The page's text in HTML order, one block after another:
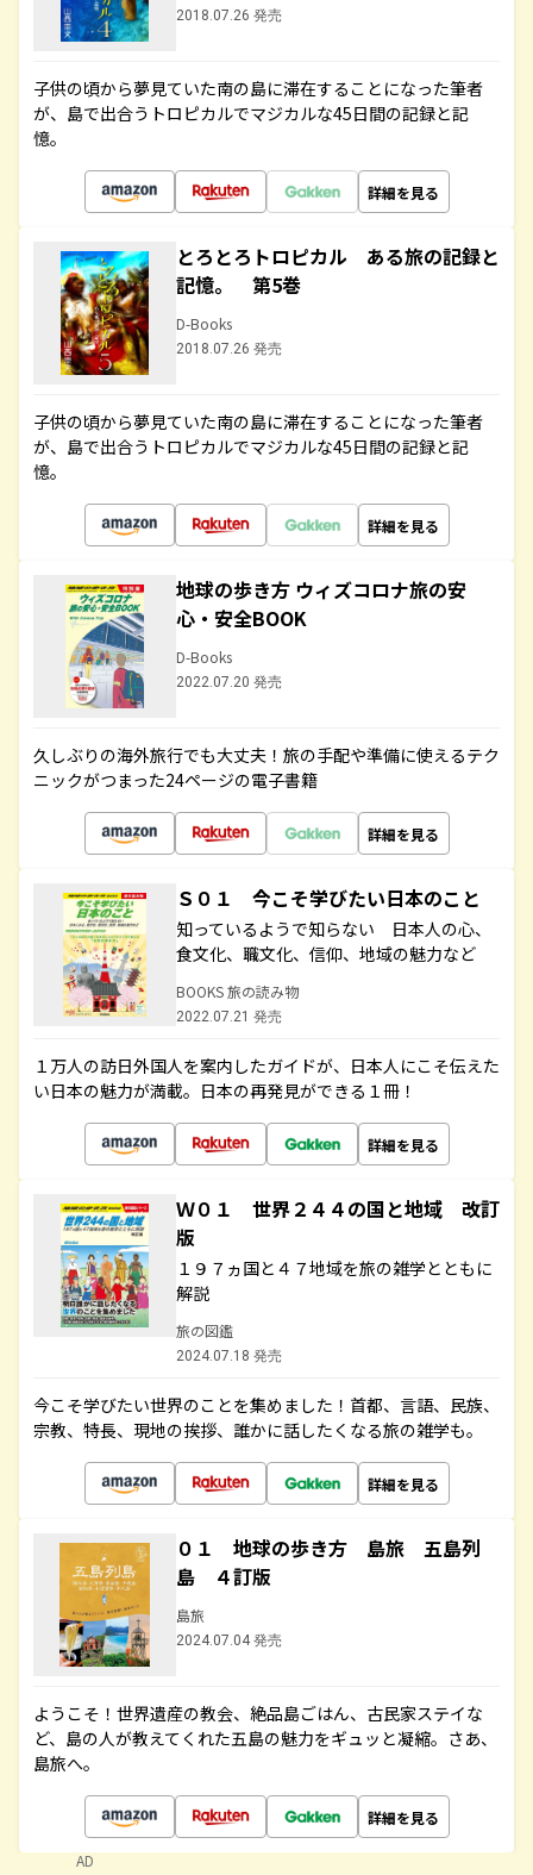
2018.07.26 発売
子供の頃から夢見ていた南の島に滞在することになった筆者
が、島で出合うトロピカルでマジカルな45日間の記録と記
憶。
詳細を見る
とろとろトロピカル ある旅の記録と
記憶。 第5巻
D-Books
2018.07.26 発売
子供の頃から夢見ていた南の島に滞在することになった筆者
が、島で出合うトロピカルでマジカルな45日間の記録と記
憶。
詳細を見る
地球の歩き方 ウィズコロナ旅の安
心・安全BOOK
D-Books
2022.07.20 発売
久しぶりの海外旅行でも大丈夫！旅の手配や準備に使えるテク
ニックがつまった24ページの電子書籍
詳細を見る
Ｓ０１ 今こそ学びたい日本のこと
知っているようで知らない 日本人の心、
食文化、職文化、信仰、地域の魅力など
BOOKS 旅の読み物
2022.07.21 発売
１万人の訪日外国人を案内したガイドが、日本人にこそ伝えた
い日本の魅力が満載。日本の再発見ができる１冊！
詳細を見る
Ｗ０１ 世界２４４の国と地域 改訂
版
１９７ヵ国と４７地域を旅の雑学とともに
解説
旅の図鑑
2024.07.18 発売
今こそ学びたい世界のことを集めました！首都、言語、民族、
宗教、特長、現地の挨拶、誰かに話したくなる旅の雑学も。
詳細を見る
０１ 地球の歩き方 島旅 五島列
島 ４訂版
島旅
2024.07.04 発売
ようこそ！世界遺産の教会、絶品島ごはん、古民家ステイな
ど、島の人が教えてくれた五島の魅力をギュッと凝縮。さあ、
島旅へ。
詳細を見る
AD